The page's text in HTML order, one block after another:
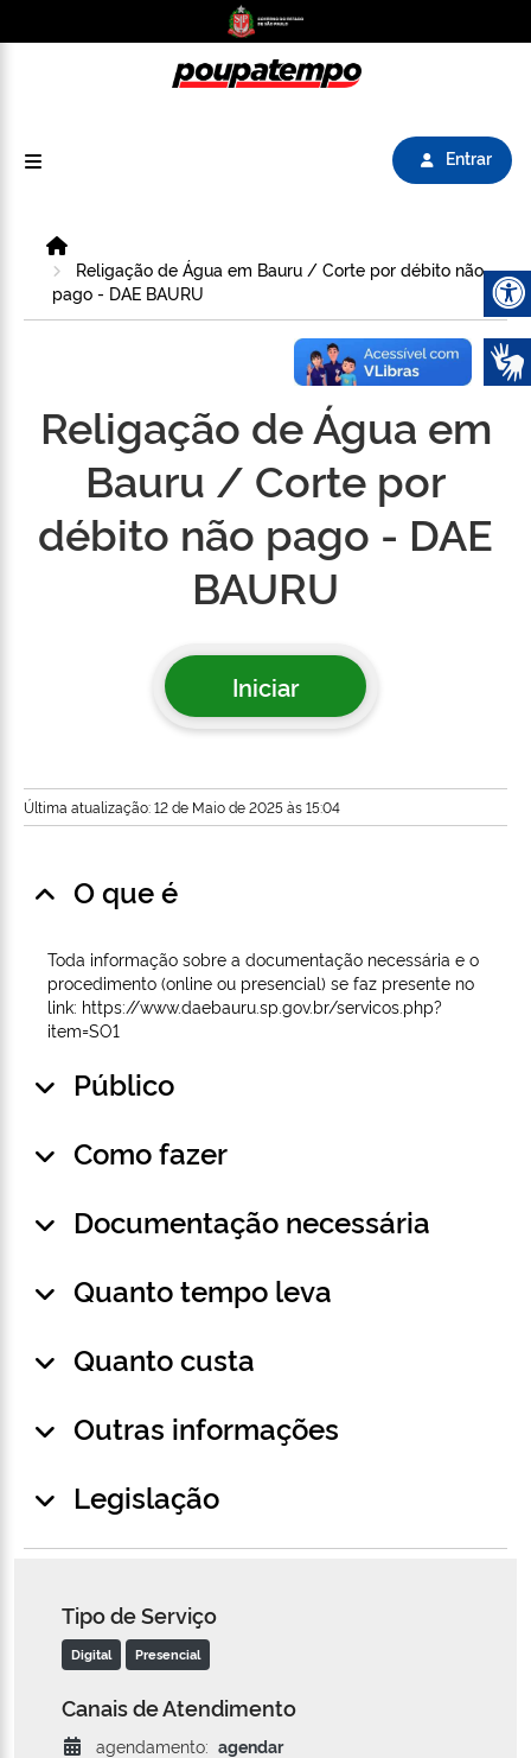
Entrar
Religação de Água em Bauru / Corte por débito não
pago - DAE BAURU
Religação de Água em
Bauru / Corte por
débito não pago - DAE
BAURU
Iniciar
Última atualização: 12 de Maio de 2025 às 15:04
O que é
Toda informação sobre a documentação necessária e o
procedimento (online ou presencial) se faz presente no
link: https://www.daebauru.sp.gov.br/servicos.php?
item=SO1
Público
Como fazer
Documentação necessária
Quanto tempo leva
Quanto custa
Outras informações
Legislação
Tipo de Serviço
Digital Presencial
Canais de Atendimento
agendamento: agendar